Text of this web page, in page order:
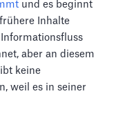
und es beginnt
Inhalte
aber an diesem
keine
weil es in seiner